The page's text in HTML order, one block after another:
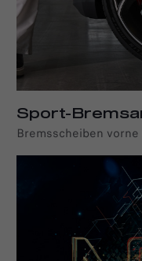
Potenzial seiner
Kombinierte Werte
19kWh/100km; CO
-
Sport-
Bremsscheiben
Aluminium ist der Alfa
sportlicher
Modus ist die
dynamisches Fahren
reaktionsschnelles
Leistung des